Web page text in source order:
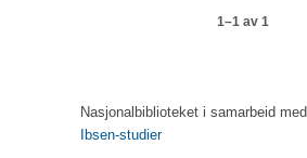
1–1 av 1
Nasjonalbiblioteket i samarbeid med
Ibsen-studier